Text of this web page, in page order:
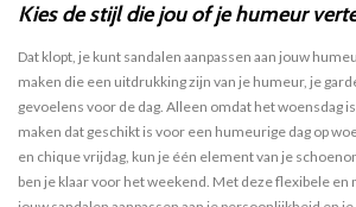
Kies de stijl die jou of je humeur
Dat klopt, je kunt sandalen aanpassen aan jouw
maken die een uitdrukking zijn van je humeur, je
gevoelens voor de dag. Alleen omdat het woensdag
maken dat geschikt is voor een humeurige dag op
en chique vrijdag, kun je één element van je
ben je klaar voor het weekend. Met deze flexibele